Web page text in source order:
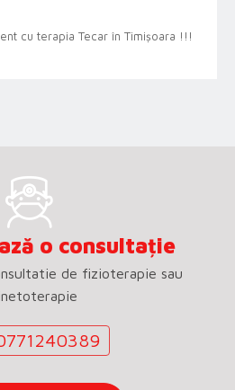
cu terapia Tecar în Timișoara !!!
o consultație
de fizioterapie sau